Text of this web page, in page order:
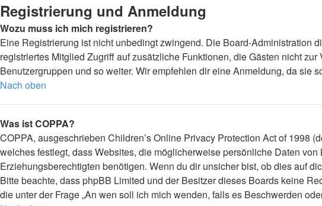
Registrierung und Anmeldung
Wozu muss ich mich registrieren?
Eine Registrierung ist nicht unbedingt zwingend. Die Board-Administration
registriertes Mitglied Zugriff auf zusätzliche Funktionen, die Gästen nicht
Benutzergruppen und so weiter. Wir empfehlen dir eine Anmeldung, da sie
Nach oben
Was ist COPPA?
COPPA, ausgeschrieben Children’s Online Privacy Protection Act of 1998
welches festlegt, dass Websites, die möglicherweise persönliche Daten
Erziehungsberechtigten benötigen. Wenn du dir unsicher bist, ob dies auf
Bitte beachte, dass phpBB Limited und der Besitzer dieses Boards keine
die unter der Frage „An wen soll ich mich wenden, falls es Beschwerden